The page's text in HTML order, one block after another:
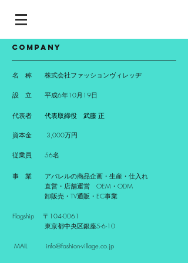
Company
名 称 株式会社ファッションヴィレッヂ​
​設 立 平成6年10月19日
代表者 代表取締役 武藤 正
資本金 3,000万円
従業員 56名
事 業 アパレルの商品企画・生産・仕入れ
​ 直営・店舗運営 OEM・ODM
​ 卸販売・TV通販・EC事業
Flagship 〒104-0061
東京都中央区銀座5-6-10
MAIL info@fashion-village.co.jp